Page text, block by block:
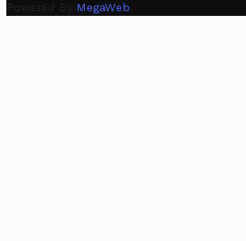
Powered By MegaWeb